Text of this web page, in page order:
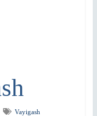
Vayigash